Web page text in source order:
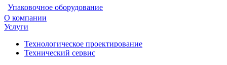
Упаковочное оборудование
О компании
Услуги
Технологическое проектирование
Технический сервис